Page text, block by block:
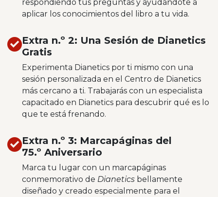
respondiendo tus preguntas y ayudándote a
aplicar los conocimientos del libro a tu vida.
Extra n.º 2: Una Sesión de Dianetics
Gratis
Experimenta Dianetics por ti mismo con una
sesión personalizada en el Centro de Dianetics
más cercano a ti. Trabajarás con un especialista
capacitado en Dianetics para descubrir qué es lo
que te está frenando.
Extra n.º 3: Marcapáginas del
75.º Aniversario
Marca tu lugar con un marcapáginas
conmemorativo de Dianetics bellamente
diseñado y creado especialmente para el